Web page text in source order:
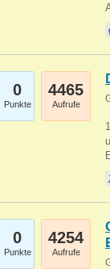
0
Punkte
4465
Aufrufe
0
Punkte
4254
Aufrufe